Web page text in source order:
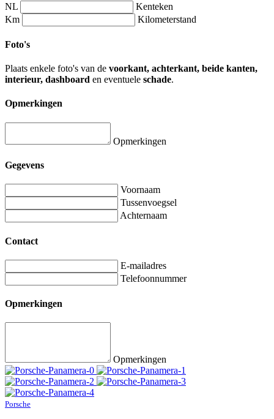
NL
Kenteken
Km
Kilometerstand
Foto's
Plaats enkele foto's van de voorkant, achterkant, beide kanten,
interieur, dashboard en eventuele schade.
Opmerkingen
Opmerkingen
Gegevens
Voornaam
Tussenvoegsel
Achternaam
Contact
E-mailadres
Telefoonnummer
Opmerkingen
Opmerkingen
Porsche